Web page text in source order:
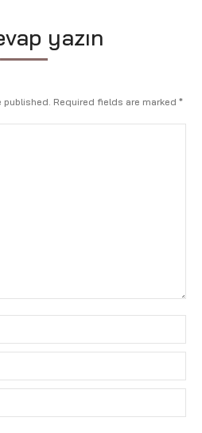
yazın
Required fields are marked *